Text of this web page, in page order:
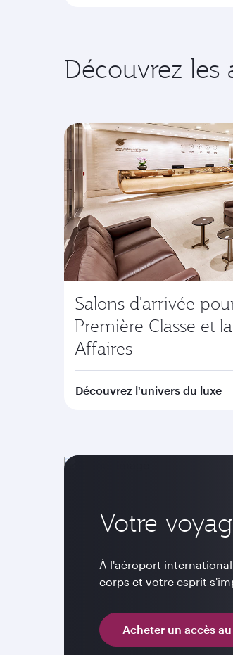
Découvrez
Salons d'arrivée
Première Classe et
Affaires
Découvrez l'univers du luxe
Votre
À l'aéroport
corps et votre esprit
Acheter un accès